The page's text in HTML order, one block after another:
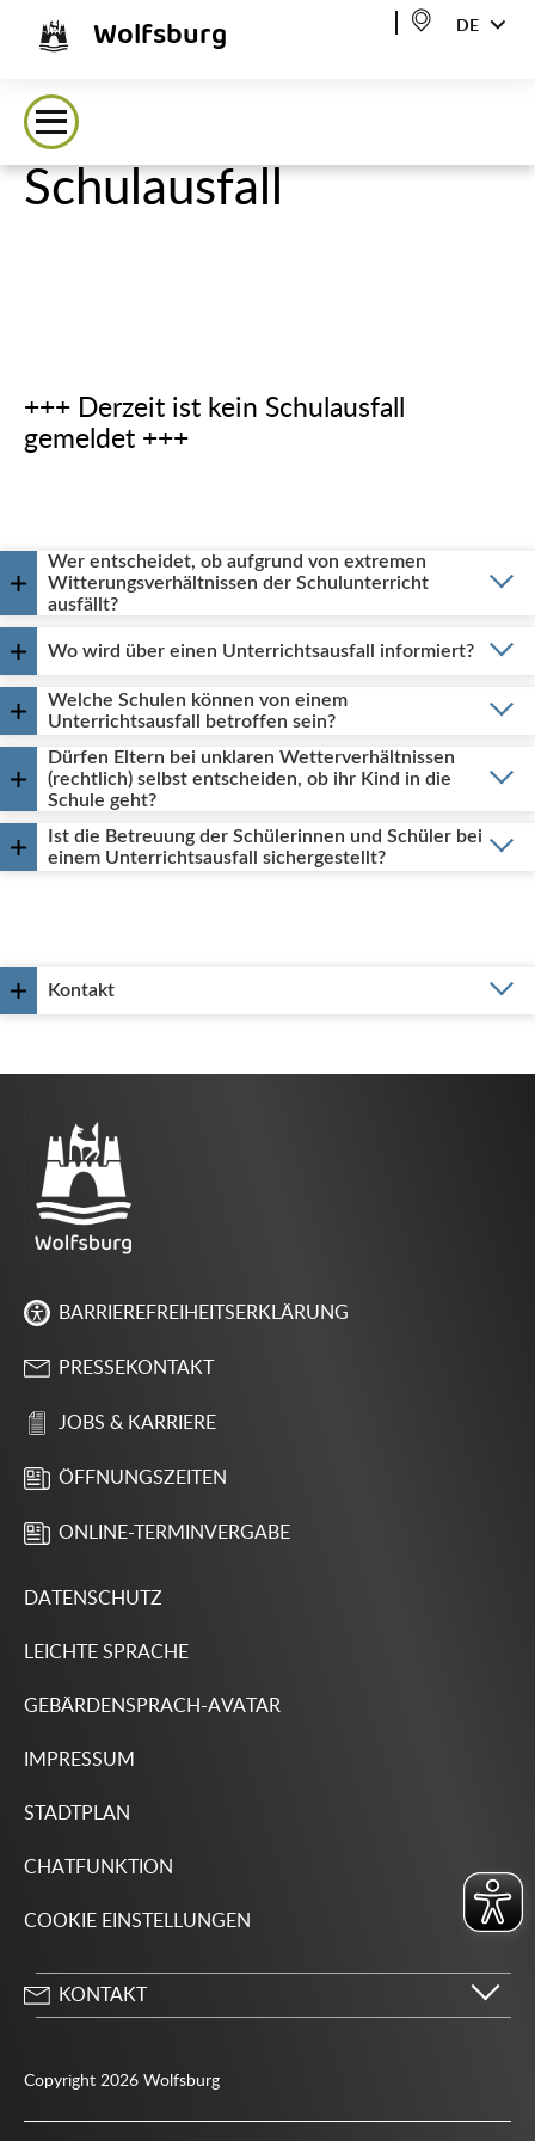
Wolfsburg DE
Schulausfall
+++ Derzeit ist kein Schulausfall
gemeldet +++
Wer entscheidet, ob aufgrund von extremen
Witterungsverhältnissen der Schulunterricht
ausfällt?
Wo wird über einen Unterrichtsausfall informiert?
Welche Schulen können von einem
Unterrichtsausfall betroffen sein?
Dürfen Eltern bei unklaren Wetterverhältnissen
(rechtlich) selbst entscheiden, ob ihr Kind in die
Schule geht?
Ist die Betreuung der Schülerinnen und Schüler bei
einem Unterrichtsausfall sichergestellt?
Kontakt
BARRIEREFREIHEITSERKLÄRUNG
PRESSEKONTAKT
JOBS & KARRIERE
ÖFFNUNGSZEITEN
ONLINE-TERMINVERGABE
DATENSCHUTZ
LEICHTE SPRACHE
GEBÄRDENSPRACH-AVATAR
IMPRESSUM
STADTPLAN
CHATFUNKTION
COOKIE EINSTELLUNGEN
KONTAKT
Copyright 2026 Wolfsburg